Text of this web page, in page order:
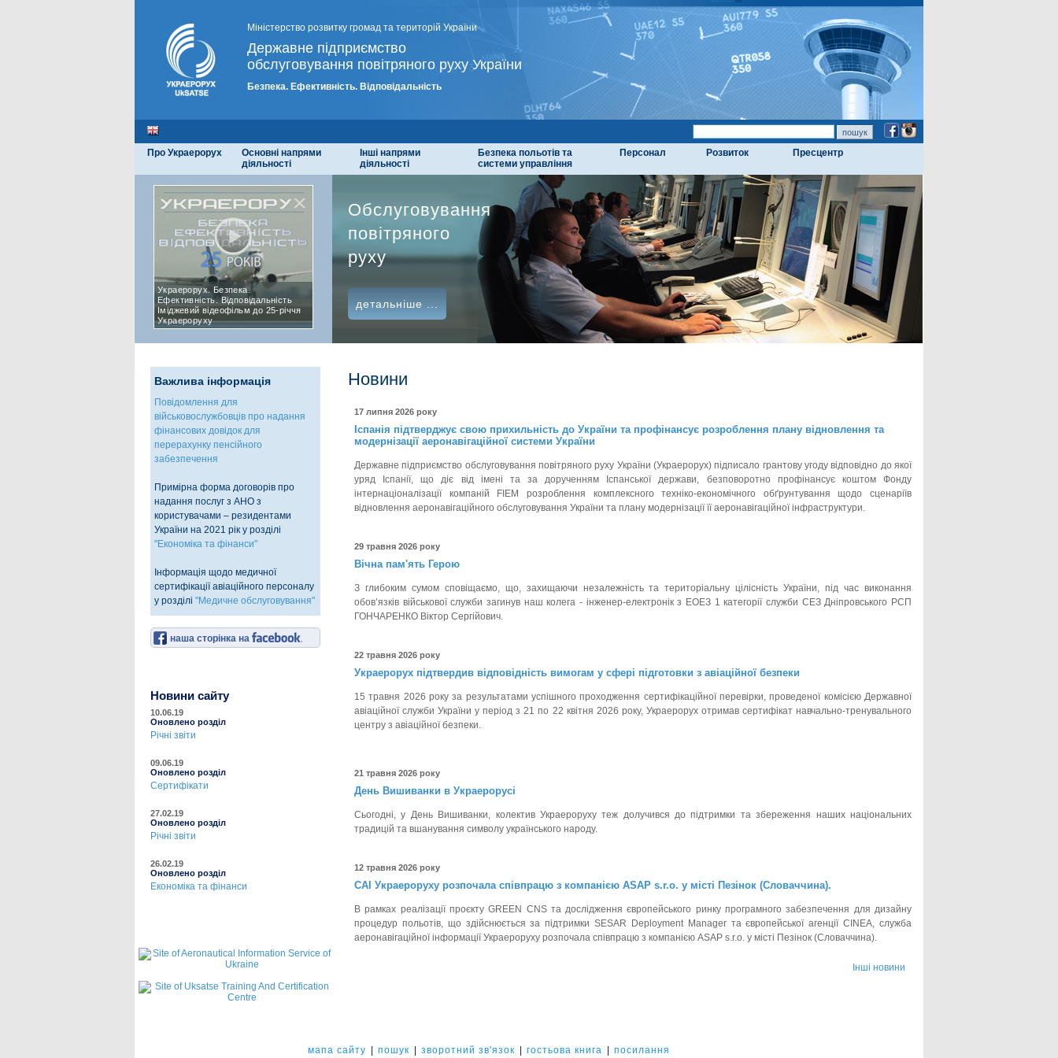
Міністерство розвитку громад та територій України
Державне підприємство
обслуговування повітряного руху України
Безпека. Ефективність. Відповідальність
Про Украерорух
Основні напрями
діяльності
Інші напрями
діяльності
Безпека польотів та
системи управління
Персонал Розвиток Пресцентр
Украерорух. Безпека.
Ефективність. Відповідальність
Іміджевий відеофільм до 25-річчя
Украероруху
Обслуговування
повітряного
руху
детальніше ...
Важлива інформація
Повідомлення для
військовослужбовців про надання
фінансових довідок для
перерахунку пенсійного
забезпечення
Примірна форма договорів про
надання послуг з АНО з
користувачами – резидентами
України на 2021 рік у розділі
"Економіка та фінанси"
Інформація щодо медичної
сертифікації авіаційного персоналу
у розділі "Медичне обслуговування"
наша сторінка на
Новини сайту
10.06.19
Оновлено розділ
Річні звіти
09.06.19
Оновлено розділ
Сертифікати
27.02.19
Оновлено розділ
Річні звіти
26.02.19
Оновлено розділ
Економіка та фінанси
Новини
17 липня 2026 року
Іспанія підтверджує свою прихильність до України та профінансує розроблення плану відновлення та
модернізації аеронавігаційної системи України
Державне підприємство обслуговування повітряного руху України (Украерорух) підписало грантову угоду відповідно до якої
уряд Іспанії, що діє від імені та за дорученням Іспанської держави, безповоротно профінансує коштом Фонду
інтернаціоналізації компаній FIEM розроблення комплексного техніко-економічного обґрунтування щодо сценаріїв
відновлення аеронавігаційного обслуговування України та плану модернізації її аеронавігаційної інфраструктури.
29 травня 2026 року
Вічна пам'ять Герою
З глибоким сумом сповіщаємо, що, захищаючи незалежність та територіальну цілісність України, під час виконання
обов’язків військової служби загинув наш колега - інженер-електронік з ЕОЕЗ 1 категорії служби СЕЗ Дніпровського РСП
ГОНЧАРЕНКО Віктор Сергійович.
22 травня 2026 року
Украерорух підтвердив відповідність вимогам у сфері підготовки з авіаційної безпеки
15 травня 2026 року за результатами успішного проходження сертифікаційної перевірки, проведеної комісією Державної
авіаційної служби України у період з 21 по 22 квітня 2026 року, Украерорух отримав сертифікат навчально-тренувального
центру з авіаційної безпеки.
21 травня 2026 року
День Вишиванки в Украерорусі
Сьогодні, у День Вишиванки, колектив Украероруху теж долучився до підтримки та збереження наших національних
традицій та вшанування символу українського народу.
12 травня 2026 року
САІ Украероруху розпочала співпрацю з компанією ASAP s.r.o. у місті Пезінок (Словаччина).
В рамках реалізації проєкту GREEN CNS та дослідження європейського ринку програмного забезпечення для дизайну
процедур польотів, що здійснюється за підтримки SESAR Deployment Manager та європейської агенції CINEA, служба
аеронавігаційної інформації Украероруху розпочала співпрацю з компанією ASAP s.r.o. у місті Пезінок (Словаччина).
Інші новини
мапа сайту пошук зворотний зв'язок гостьова книга посилання